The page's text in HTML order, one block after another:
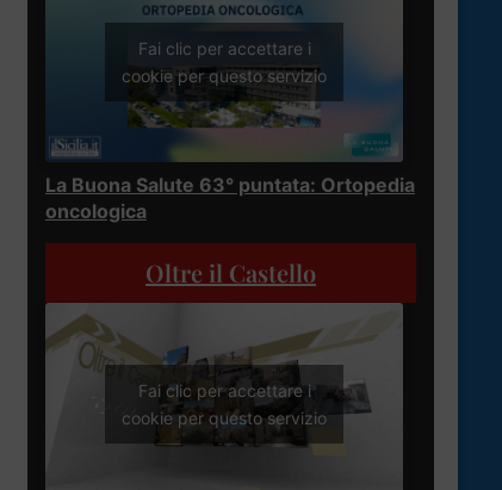
Fai clic per accettare i
cookie per questo servizio
La Buona Salute 63° puntata: Ortopedia
oncologica
Oltre il Castello
Fai clic per accettare i
cookie per questo servizio